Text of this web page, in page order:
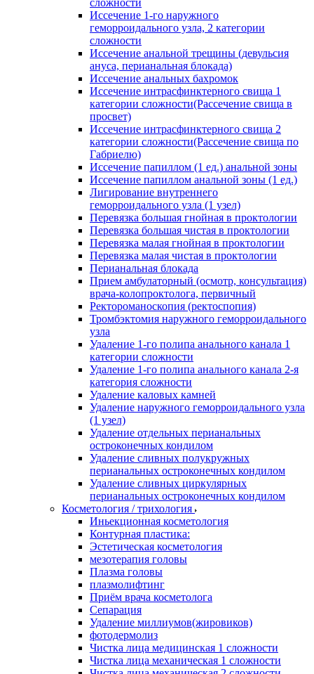
сложности
Иссечение 1-го наружного
геморроидального узла, 2 категории
сложности
Иссечение анальной трещины (девульсия
ануса, перианальная блокада)
Иссечение анальных бахромок
Иссечение интрасфинктерного свища 1
категории сложности(Рассечение свища в
просвет)
Иссечение интрасфинктерного свища 2
категории сложности(Рассечение свища по
Габриелю)
Иссечение папиллом (1 ед.) анальной зоны
Иссечение папиллом анальной зоны (1 ед.)
Лигирование внутреннего
геморроидального узла (1 узел)
Перевязка большая гнойная в проктологии
Перевязка большая чистая в проктологии
Перевязка малая гнойная в проктологии
Перевязка малая чистая в проктологии
Перианальная блокада
Прием амбулаторный (осмотр, консультация)
врача-колопроктолога, первичный
Ректороманоскопия (ректоспопия)
Тромбэктомия наружного геморроидального
узла
Удаление 1-го полипа анального канала 1
категории сложности
Удаление 1-го полипа анального канала 2-я
категория сложности
Удаление каловых камней
Удаление наружного геморроидального узла
(1 узел)
Удаление отдельных перианальных
остроконечных кондилом
Удаление сливных полукружных
перианальных остроконечных кондилом
Удаление сливных циркулярных
перианальных остроконечных кондилом
Косметология / трихология
Иньекционная косметология
Контурная пластика:
Эстетическая косметология
мезотерапия головы
Плазма головы
плазмолифтинг
Приём врача косметолога
Сепарация
Удаление миллиумов(жировиков)
фотодермолиз
Чистка лица медицинская 1 сложности
Чистка лица механическая 1 сложности